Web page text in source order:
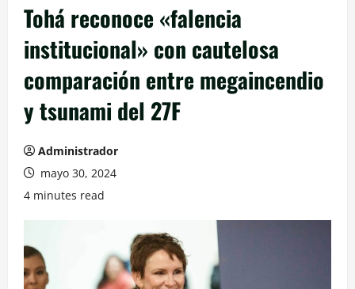
Tohá reconoce «falencia
institucional» con cautelosa
comparación entre megaincendio
y tsunami del 27F
Administrador
mayo 30, 2024
4 minutes read